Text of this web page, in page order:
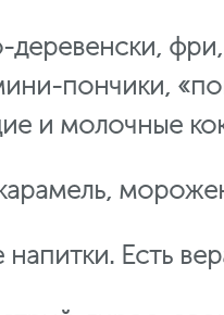
деревенски,
пончики,
и молочные
Есть